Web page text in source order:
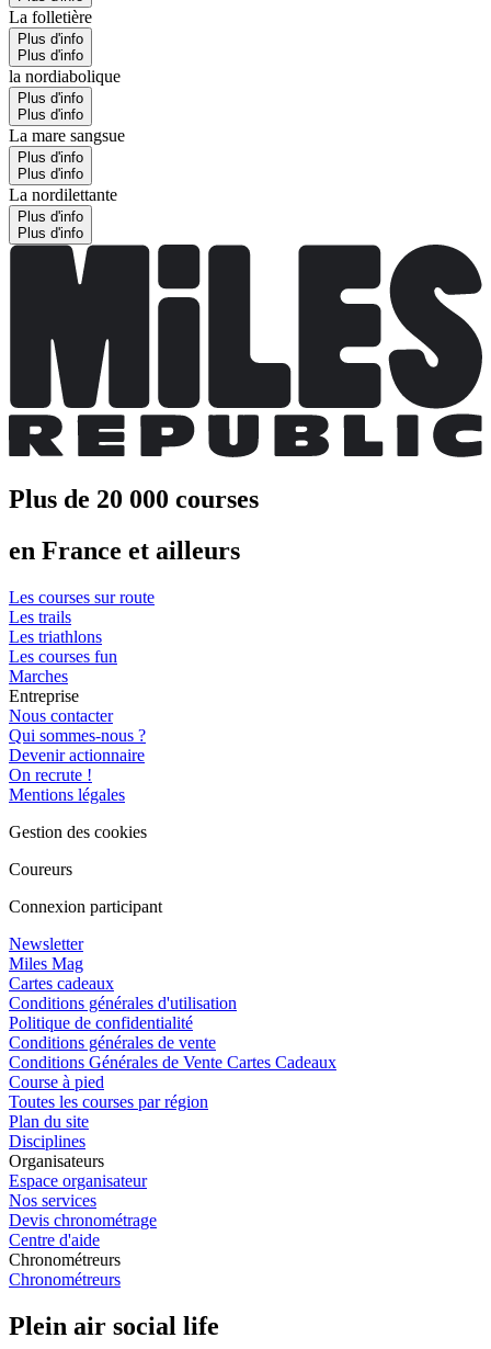
La folletière
Plus d'info
Plus d'info
la nordiabolique
Plus d'info
Plus d'info
La mare sangsue
Plus d'info
Plus d'info
La nordilettante
Plus d'info
Plus d'info
Plus de 20 000 courses
en France et ailleurs
Les courses sur route
Les trails
Les triathlons
Les courses fun
Marches
Entreprise
Nous contacter
Qui sommes-nous ?
Devenir actionnaire
On recrute !
Mentions légales
Gestion des cookies
Coureurs
Connexion participant
Newsletter
Miles Mag
Cartes cadeaux
Conditions générales d'utilisation
Politique de confidentialité
Conditions générales de vente
Conditions Générales de Vente Cartes Cadeaux
Course à pied
Toutes les courses par région
Plan du site
Disciplines
Organisateurs
Espace organisateur
Nos services
Devis chronométrage
Centre d'aide
Chronométreurs
Chronométreurs
Plein air social life